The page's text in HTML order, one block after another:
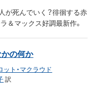
が死んでいく？徘徊する赤
＆マックス好調最新作。
の何か
ット・マクラウド
訳